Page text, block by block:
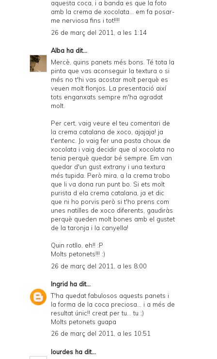
aquesta coca, i a banda es que la foto
amb la crema de xocolata... em fa posar-
me nerviosa fins i tot!!!!
26 de març del 2011, a les 1:14
Alba ha dit...
Mercè, quins panets més bons. Té tota la
pinta que vas aconseguir la textura o si
més no t'hi vas acostar molt perquè es
veuen molt flonjos. La presentació així
tots enganxats sempre m'ha agradat
molt.
Per cert, vaig veure el teu comentari de
la crema catalana de xoco, ajajaja! ja
t'entenc. Jo vaig fer una pasta choux de
xocolata i vaig decidir que al xocolata no
tenia perquè quedar bé sempre. Em van
quedar d'un gust extrany i una textura
més tupida. Però mira, a la crema trobo
que li va dona run punt bo. Si ets molt
purista d ela crema catalana, ja et dic
que ni ho porvis però si t'ho prens com
unes natilles de xoco diferents, gaudiràs
perquè queden molt bones amb el gustet
de la taronja i la canyella!
Quin rotllo, eh!! :P
Molts petonets!!! :)
26 de març del 2011, a les 8:00
Ingrid ha dit...
T'ha quedat fabulosos aquests panets i
la forma de la coca preciosa... i a més de
resultat únic!! creat per tu... tu ;)
Molts petonets guapa
26 de març del 2011, a les 10:51
lourdes ha dit...